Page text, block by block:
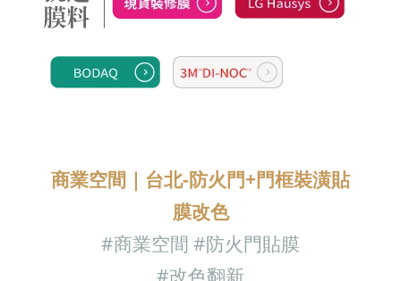
商業空間｜台北-防火門+門框裝潢貼
膜改色
#商業空間 #防火門貼膜
#改色翻新